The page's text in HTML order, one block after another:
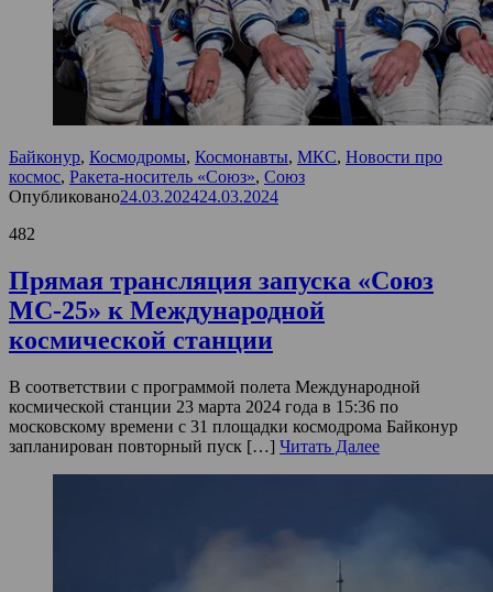
Байконур, Космодромы, Космонавты, МКС, Новости про
космос, Ракета-носитель «Союз», Союз
Опубликовано24.03.202424.03.2024
482
Прямая трансляция запуска «Союз
МС-25» к Международной
космической станции
В соответствии с программой полета Международной
космической станции 23 марта 2024 года в 15:36 по
московскому времени с 31 площадки космодрома Байконур
запланирован повторный пуск […] Читать Далее